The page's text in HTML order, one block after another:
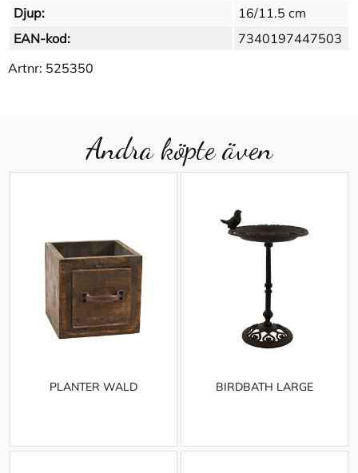
Djup:
16/11.5 cm
EAN-kod:
7340197447503
Artnr: 525350
Andra köpte även
PLANTER WALD BIRDBATH LARGE